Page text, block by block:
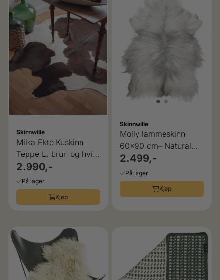
Skinnwille
Milka Ekte Kuskinn
Teppe L, brun og hvit
Skinnwille
2.990,-
På lager
Kjøp
Skinnwille
Molly lammeskinn
60x90 cm– Natural
Grey
2.499,-
På lager
Kjøp